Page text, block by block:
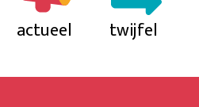
actueel twijfel